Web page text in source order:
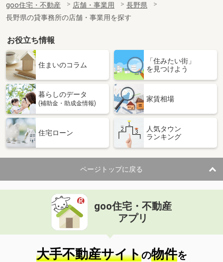
物件種別 貸事務所
使用面積
138.84m²
goo住宅・不動産 店舗・事業用
長野県
長野県の貸事務所の店舗・事業用を探す
お役立ち情報
住まいのコラム
「住みたい街」
を見つけよう
暮らしのデータ
(補助金・助成金情報)
家賃相場
住宅ローン
人気タウン
ランキング
ページトップに戻る
goo住宅・不動産
アプリ
大手不動産サイトの物件を